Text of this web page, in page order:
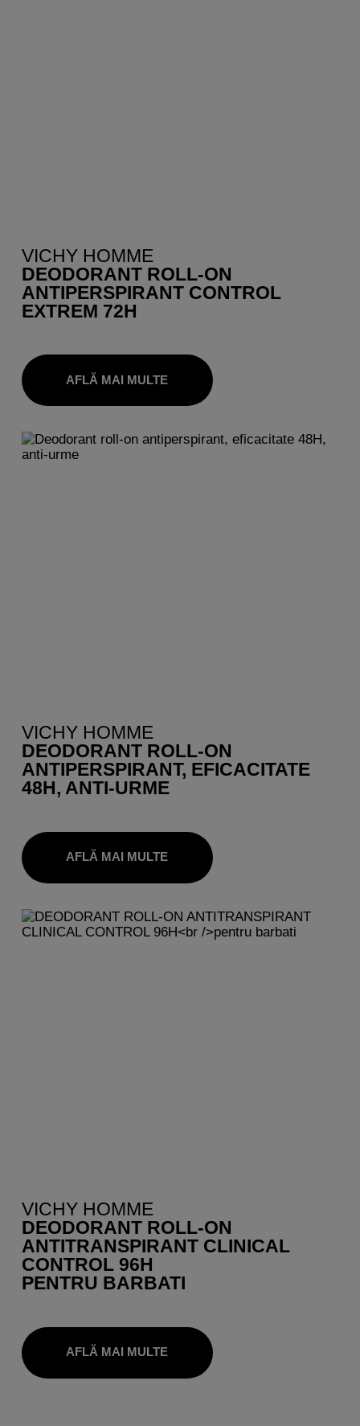
VICHY HOMME
DEODORANT ROLL-ON
ANTIPERSPIRANT CONTROL
EXTREM 72H
AFLĂ MAI MULTE
VICHY HOMME
DEODORANT ROLL-ON
ANTIPERSPIRANT, EFICACITATE
48H, ANTI-URME
AFLĂ MAI MULTE
VICHY HOMME
DEODORANT ROLL-ON
ANTITRANSPIRANT CLINICAL
CONTROL 96H
PENTRU BARBATI
AFLĂ MAI MULTE